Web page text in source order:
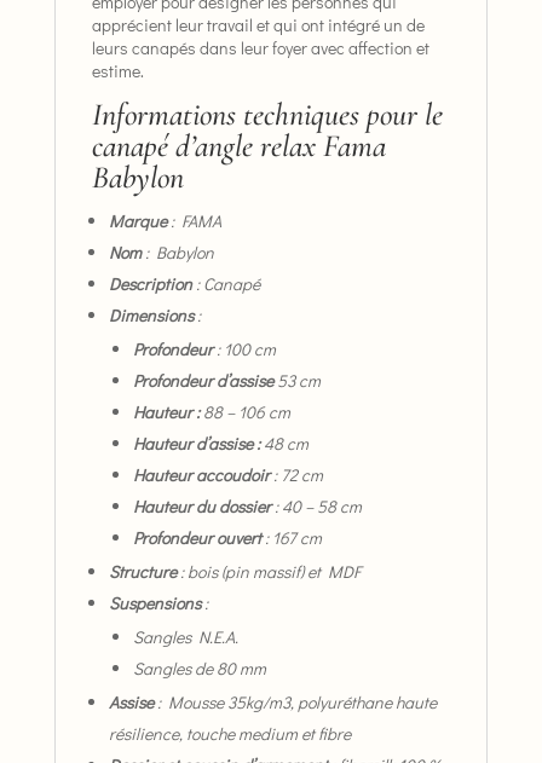
apprécient leur travail et qui ont intégré un de
leurs canapés dans leur foyer avec affection et
estime.
Informations techniques pour le
canapé d’angle relax Fama
Babylon
Marque: FAMA
Nom: Babylon
Description: Canapé
Dimensions:
Profondeur: 100 cm
Profondeur d’assise53 cm
Hauteur :88 – 106 cm
Hauteur d’assise :48 cm
Hauteur accoudoir: 72 cm
Hauteur du dossier: 40 – 58 cm
Profondeur ouvert: 167 cm
Structure: bois (pin massif) et MDF
Suspensions:
Sangles N.E.A.
Sangles de 80 mm
Assise: Mousse 35kg/m3, polyuréthane haute
résilience, touche medium et fibre